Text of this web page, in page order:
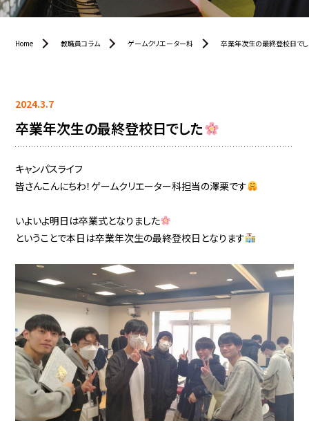
Home 教職員コラム ゲームクリエーター科 卒業年次生の最終登校日で
2024.3.7
卒業年次生の最終登校日でした
キャンパスライフ
皆さんこんにちわ！ゲームクリエーター科担当の澤栗です
いよいよ明日は卒業式となりました
ということで本日は卒業年次生の最終登校日となります